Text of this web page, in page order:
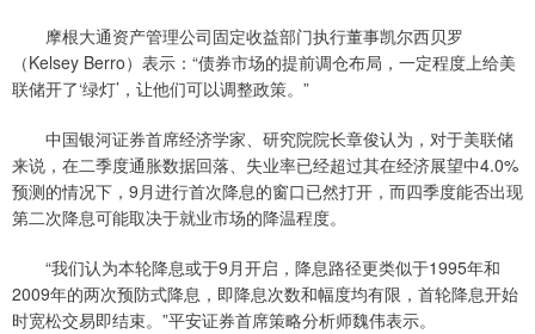
摩根大通资产管理公司固定收益部门执行董事凯尔西贝罗
（Kelsey Berro）表示：“债券市场的提前调仓布局，一定程度上给美
联储开了‘绿灯’，让他们可以调整政策。”
中国银河证券首席经济学家、研究院院长章俊认为，对于美联储
来说，在二季度通胀数据回落、失业率已经超过其在经济展望中4.0%
预测的情况下，9月进行首次降息的窗口已然打开，而四季度能否出现
第二次降息可能取决于就业市场的降温程度。
“我们认为本轮降息或于9月开启，降息路径更类似于1995年和
2009年的两次预防式降息，即降息次数和幅度均有限，首轮降息开始
时宽松交易即结束。”平安证券首席策略分析师魏伟表示。